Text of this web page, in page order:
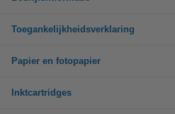
Toegankelijkheidsverklaring
Papier en fotopapier
Inktcartridges